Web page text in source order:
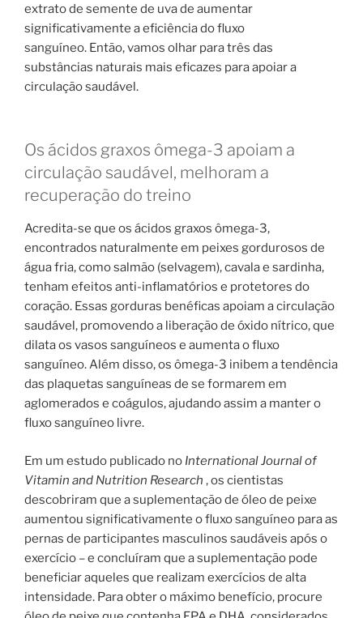
extrato de semente de uva de aumentar
significativamente a eficiência do fluxo
sanguíneo. Então, vamos olhar para três das
substâncias naturais mais eficazes para apoiar a
circulação saudável.
Os ácidos graxos ômega-3 apoiam a
circulação saudável, melhoram a
recuperação do treino
Acredita-se que os ácidos graxos ômega-3,
encontrados naturalmente em peixes gordurosos de
água fria, como salmão (selvagem), cavala e sardinha,
tenham efeitos anti-inflamatórios e protetores do
coração. Essas gorduras benéficas apoiam a circulação
saudável, promovendo a liberação de óxido nítrico, que
dilata os vasos sanguíneos e aumenta o fluxo
sanguíneo. Além disso, os ômega-3 inibem a tendência
das plaquetas sanguíneas de se formarem em
aglomerados e coágulos, ajudando assim a manter o
fluxo sanguíneo livre.
Em um estudo publicado no International Journal of
Vitamin and Nutrition Research , os cientistas
descobriram que a suplementação de óleo de peixe
aumentou significativamente o fluxo sanguíneo para as
pernas de participantes masculinos saudáveis ​​​​após o
exercício – e concluíram que a suplementação pode
beneficiar aqueles que realizam exercícios de alta
intensidade. Para obter o máximo benefício, procure